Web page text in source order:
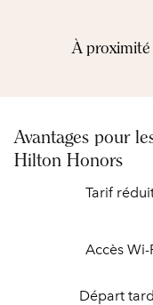
À proximité
Avantages pour
Hilton Honors
Tarif
Accès
Départ